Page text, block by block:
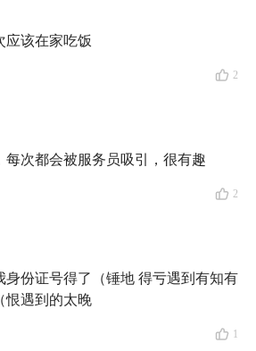
馆生意好，赚了更多钱，它的股价
你作为投资人，自然也就赚钱了。
单就好了。实际情况要复杂多了。
这支股票
好，怎么就影响了股价呢？
子，还是拿这家咖啡馆来说，假如
应该在家吃饭
2
每次都会被服务员吸引，很有趣
2
身份证号得了（锤地 得亏遇到有知有
恨遇到的太晚
1